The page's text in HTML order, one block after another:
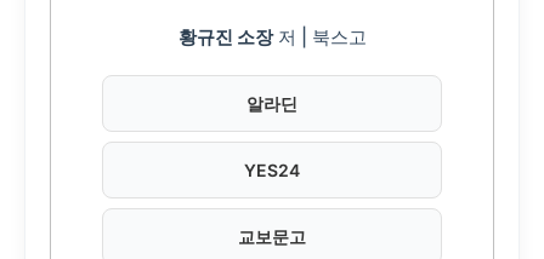
황규진 소장저 | 북스고
알라딘
YES24
교보문고